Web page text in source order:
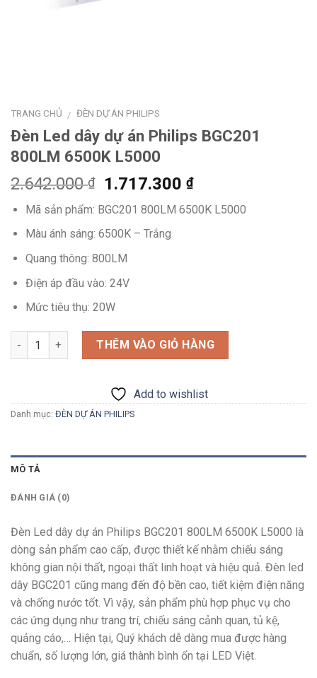
TRANG CHỦ / ĐÈN DỰ ÁN PHILIPS
Đèn Led dây dự án Philips BGC201
800LM 6500K L5000
2.642.000₫
Giá
gốc
là:
2.642.000 ₫.
1.717.300₫Giá
hiện
tại
Mã sản phẩm: BGC201 800LM 6500K L5000
Màu ánh sáng: 6500K – Trắng
Quang thông: 800LM
Điện áp đầu vào: 24V
Mức tiêu thụ: 20W
Số lượng THÊM VÀO GIỎ HÀNG
Add to wishlist
Danh mục: ĐÈN DỰ ÁN PHILIPS
MÔ TẢ
ĐÁNH GIÁ (0)
Đèn Led dây dự án Philips BGC201 800LM 6500K L5000 là
dòng sản phẩm cao cấp, được thiết kế nhằm chiếu sáng
không gian nội thất, ngoại thất linh hoạt và hiệu quả. Đèn led
dây BGC201 cũng mang đến độ bền cao, tiết kiệm điện năng
và chống nước tốt. Vì vậy, sản phẩm phù hợp phục vụ cho
các ứng dụng như trang trí, chiếu sáng cảnh quan, tủ kệ,
quảng cáo,… Hiện tại, Quý khách dễ dàng mua được hàng
chuẩn, số lượng lớn, giá thành bình ổn tại LED Việt.